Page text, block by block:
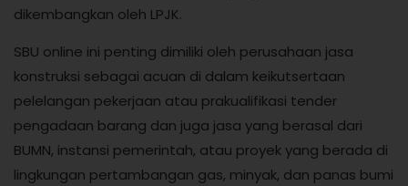
dikembangkan oleh LPJK.
SBU online ini penting dimiliki oleh perusahaan jasa
konstruksi sebagai acuan di dalam keikutsertaan
pelelangan pekerjaan atau prakualifikasi tender
pengadaan barang dan juga jasa yang berasal dari
BUMN, instansi pemerintah, atau proyek yang berada di
lingkungan pertambangan gas, minyak, dan panas bumi